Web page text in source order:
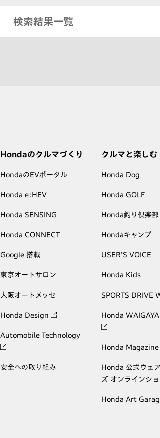
検索結果一覧
Hondaのクルマづくり
HondaのEVポータル
Honda e:HEV
Honda SENSING
Honda CONNECT
Google 搭載
東京オートサロン
大阪オートメッセ
Honda Design
Automobile Technology
安全への取り組み
クルマと楽しむ
Honda Dog
Honda GOLF
Honda釣り倶楽部
Hondaキャンプ
USER'S VOICE
Honda Kids
SPORTS DRIVE
Honda
Honda Magazine
Honda 公式ウェ
ズ オンラインシ
Honda Art